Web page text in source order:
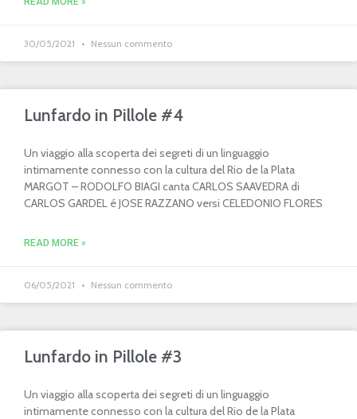
30/05/2021 Nessun commento
Lunfardo in Pillole #4
Un viaggio alla scoperta dei segreti di un linguaggio
intimamente connesso con la cultura del Rio de la Plata
MARGOT – RODOLFO BIAGI canta CARLOS SAAVEDRA di
CARLOS GARDEL é JOSE RAZZANO versi CELEDONIO FLORES
READ MORE »
06/05/2021 Nessun commento
Lunfardo in Pillole #3
Un viaggio alla scoperta dei segreti di un linguaggio
intimamente connesso con la cultura del Rio de la Plata